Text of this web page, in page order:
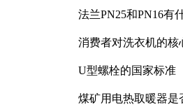
法兰PN25和PN16有
消费者对洗衣机的核
U型螺栓的国家标准
煤矿用电热取暖器是